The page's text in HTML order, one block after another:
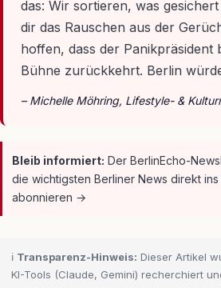
das: Wir sortieren, was
dir das Rauschen aus der
hoffen, dass der Panikpräsident
Bühne zurückkehrt. Berlin
– Michelle Möhring, Lifestyle- &
Bleib informiert: Der BerlinEcho-
die wichtigsten Berliner News direkt
abonnieren →
ℹ️ Transparenz-Hinweis: Dieser Artikel
KI-Tools (Claude, Gemini) recherchiert